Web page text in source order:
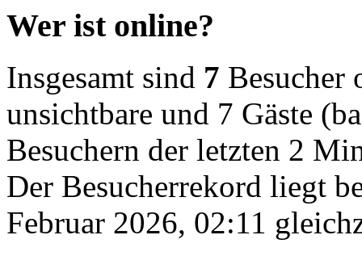
Wer ist online?
Insgesamt sind 7 Besucher
unsichtbare und 7 Gäste
Besuchern der letzten 2
Der Besucherrekord liegt
Februar 2026, 02:11